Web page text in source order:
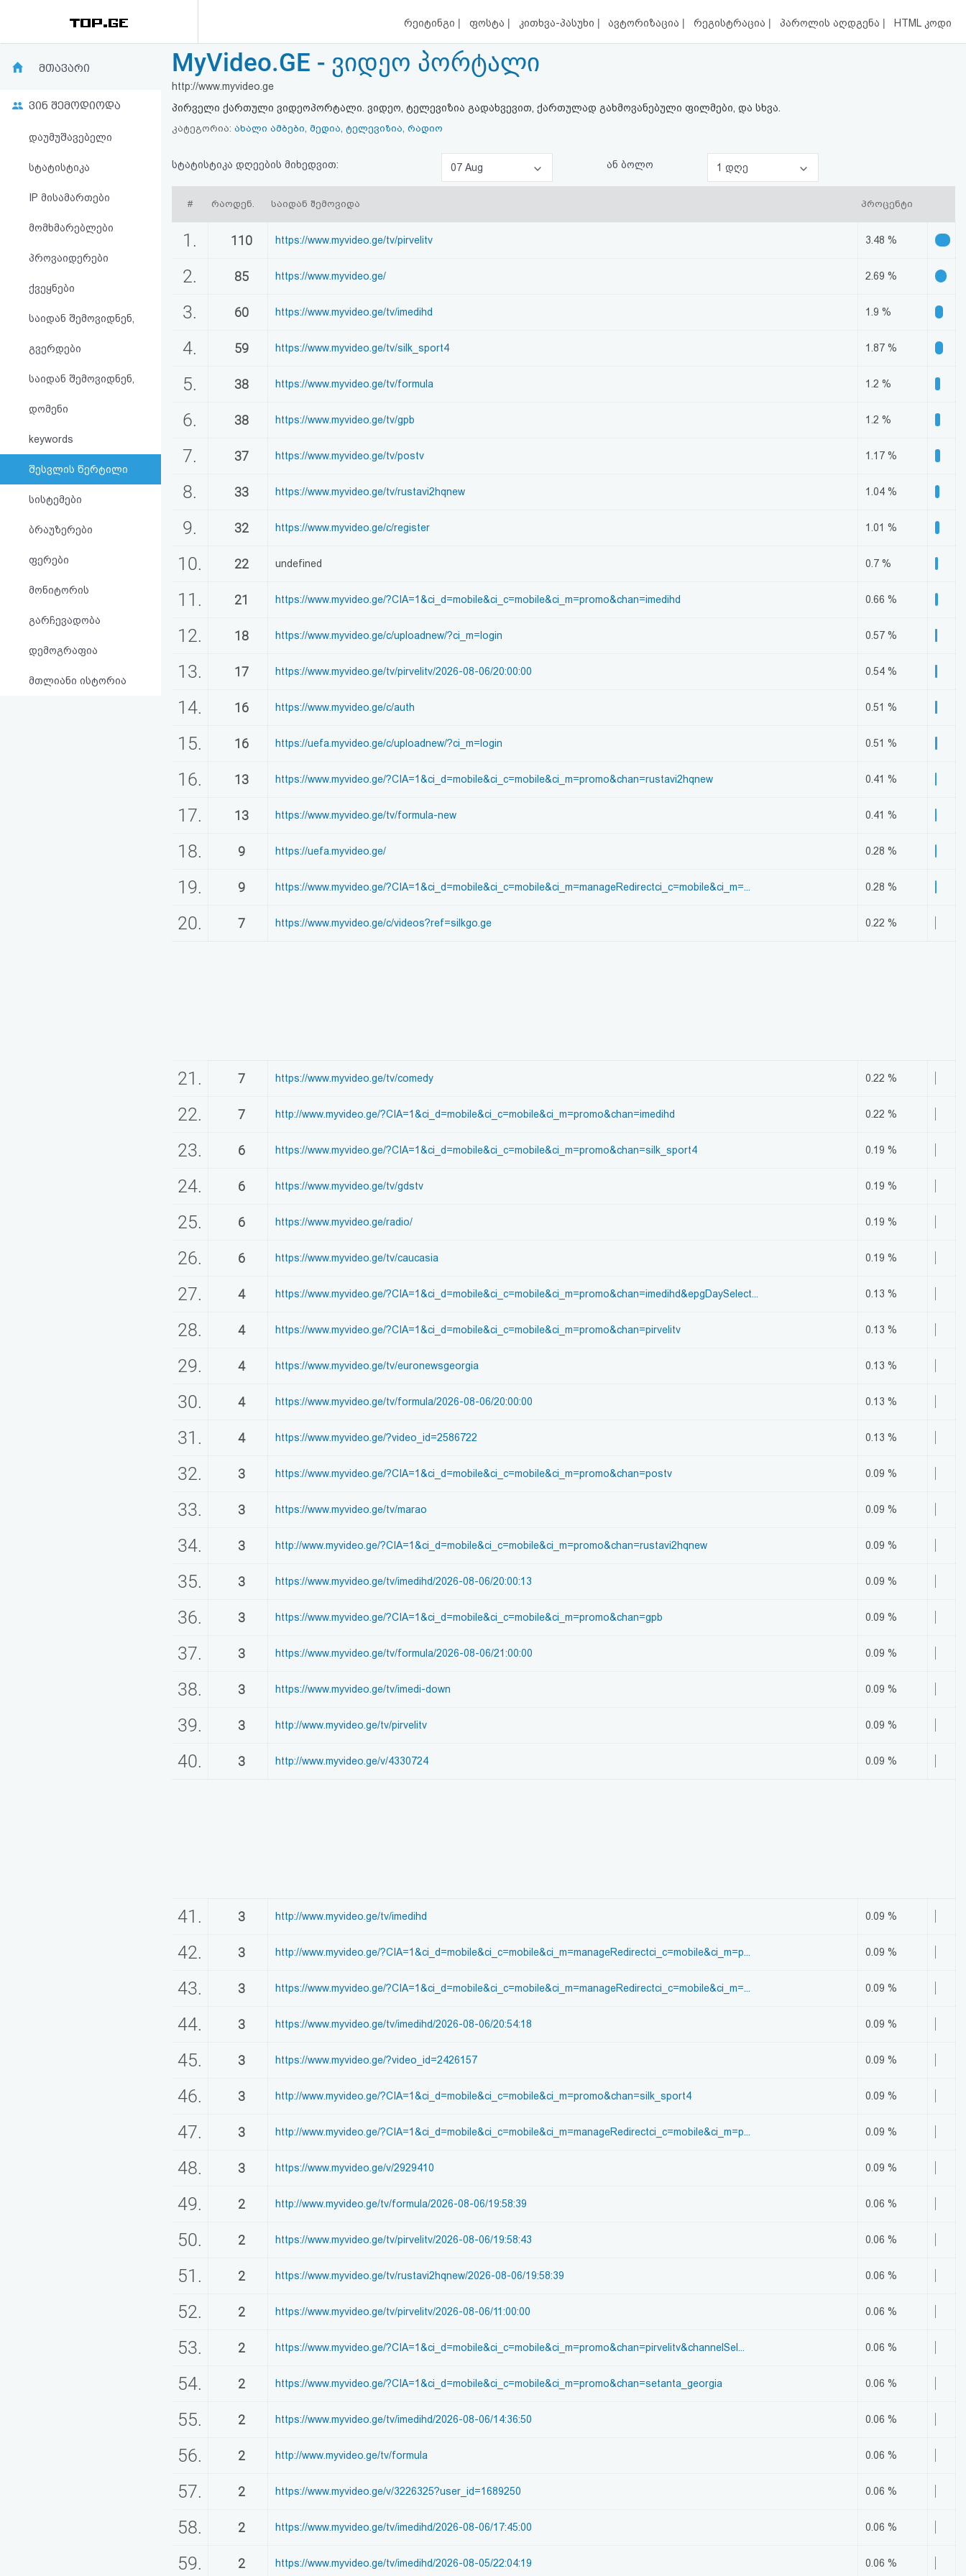
რეიტინგი | ფოსტა | კითხვა-პასუხი | ავტორიზაცია | რეგისტრაცია | პაროლის აღდგენა | HTML კოდი
რეიტინგი
კითხვა-
პასუხი
ავტორიზაცია
რეგისტრაცია
სალიცენზიო
შეთანხმება
და
მთავარი
ვინ შემოდიოდა
დაუმუშავებელი
სტატისტიკა
IP მისამართები
მომხმარებლები
პროვაიდერები
ქვეყნები
საიდან შემოვიდნენ,
გვერდები
საიდან შემოვიდნენ,
დომენი
keywords
შესვლის წერტილი
სისტემები
ბრაუზერები
ფერები
მონიტორის
გარჩევადობა
დემოგრაფია
მთლიანი ისტორია
MyVideo.GE - ვიდეო პორტალი
http://www.myvideo.ge
პირველი ქართული ვიდეოპორტალი. ვიდეო, ტელევიზია გადახვევით, ქართულად გახმოვანებული ფილმები, და სხვა.
კატეგორია: ახალი ამბები, მედია, ტელევიზია, რადიო
სტატისტიკა დღეების მიხედვით: 07 Aug ან ბოლო 1 დღე
# რაოდენ. საიდან შემოვიდა პროცენტი
1. 110 https://www.myvideo.ge/tv/pirvelitv 3.48 %
2. 85 https://www.myvideo.ge/ 2.69 %
3. 60 https://www.myvideo.ge/tv/imedihd 1.9 %
4. 59 https://www.myvideo.ge/tv/silk_sport4 1.87 %
5. 38 https://www.myvideo.ge/tv/formula 1.2 %
6. 38 https://www.myvideo.ge/tv/gpb 1.2 %
7. 37 https://www.myvideo.ge/tv/postv 1.17 %
8. 33 https://www.myvideo.ge/tv/rustavi2hqnew 1.04 %
9. 32 https://www.myvideo.ge/c/register 1.01 %
10. 22 undefined 0.7 %
11. 21 https://www.myvideo.ge/?CIA=1&ci_d=mobile&ci_c=mobile&ci_m=promo&chan=imedihd 0.66 %
12. 18 https://www.myvideo.ge/c/uploadnew/?ci_m=login 0.57 %
13. 17 https://www.myvideo.ge/tv/pirvelitv/2026-08-06/20:00:00 0.54 %
14. 16 https://www.myvideo.ge/c/auth 0.51 %
15. 16 https://uefa.myvideo.ge/c/uploadnew/?ci_m=login 0.51 %
16. 13 https://www.myvideo.ge/?CIA=1&ci_d=mobile&ci_c=mobile&ci_m=promo&chan=rustavi2hqnew 0.41 %
17. 13 https://www.myvideo.ge/tv/formula-new 0.41 %
18. 9 https://uefa.myvideo.ge/ 0.28 %
19. 9 https://www.myvideo.ge/?CIA=1&ci_d=mobile&ci_c=mobile&ci_m=manageRedirectci_c=mobile&ci_m=... 0.28 %
20. 7 https://www.myvideo.ge/c/videos?ref=silkgo.ge 0.22 %
21. 7 https://www.myvideo.ge/tv/comedy 0.22 %
22. 7 http://www.myvideo.ge/?CIA=1&ci_d=mobile&ci_c=mobile&ci_m=promo&chan=imedihd 0.22 %
23. 6 https://www.myvideo.ge/?CIA=1&ci_d=mobile&ci_c=mobile&ci_m=promo&chan=silk_sport4 0.19 %
24. 6 https://www.myvideo.ge/tv/gdstv 0.19 %
25. 6 https://www.myvideo.ge/radio/ 0.19 %
26. 6 https://www.myvideo.ge/tv/caucasia 0.19 %
27. 4 https://www.myvideo.ge/?CIA=1&ci_d=mobile&ci_c=mobile&ci_m=promo&chan=imedihd&epgDaySelect... 0.13 %
28. 4 https://www.myvideo.ge/?CIA=1&ci_d=mobile&ci_c=mobile&ci_m=promo&chan=pirvelitv 0.13 %
29. 4 https://www.myvideo.ge/tv/euronewsgeorgia 0.13 %
30. 4 https://www.myvideo.ge/tv/formula/2026-08-06/20:00:00 0.13 %
31. 4 https://www.myvideo.ge/?video_id=2586722 0.13 %
32. 3 https://www.myvideo.ge/?CIA=1&ci_d=mobile&ci_c=mobile&ci_m=promo&chan=postv 0.09 %
33. 3 https://www.myvideo.ge/tv/marao 0.09 %
34. 3 http://www.myvideo.ge/?CIA=1&ci_d=mobile&ci_c=mobile&ci_m=promo&chan=rustavi2hqnew 0.09 %
35. 3 https://www.myvideo.ge/tv/imedihd/2026-08-06/20:00:13 0.09 %
36. 3 https://www.myvideo.ge/?CIA=1&ci_d=mobile&ci_c=mobile&ci_m=promo&chan=gpb 0.09 %
37. 3 https://www.myvideo.ge/tv/formula/2026-08-06/21:00:00 0.09 %
38. 3 https://www.myvideo.ge/tv/imedi-down 0.09 %
39. 3 http://www.myvideo.ge/tv/pirvelitv 0.09 %
40. 3 http://www.myvideo.ge/v/4330724 0.09 %
41. 3 http://www.myvideo.ge/tv/imedihd 0.09 %
42. 3 http://www.myvideo.ge/?CIA=1&ci_d=mobile&ci_c=mobile&ci_m=manageRedirectci_c=mobile&ci_m=p... 0.09 %
43. 3 https://www.myvideo.ge/?CIA=1&ci_d=mobile&ci_c=mobile&ci_m=manageRedirectci_c=mobile&ci_m=... 0.09 %
44. 3 https://www.myvideo.ge/tv/imedihd/2026-08-06/20:54:18 0.09 %
45. 3 https://www.myvideo.ge/?video_id=2426157 0.09 %
46. 3 http://www.myvideo.ge/?CIA=1&ci_d=mobile&ci_c=mobile&ci_m=promo&chan=silk_sport4 0.09 %
47. 3 http://www.myvideo.ge/?CIA=1&ci_d=mobile&ci_c=mobile&ci_m=manageRedirectci_c=mobile&ci_m=p... 0.09 %
48. 3 https://www.myvideo.ge/v/2929410 0.09 %
49. 2 http://www.myvideo.ge/tv/formula/2026-08-06/19:58:39 0.06 %
50. 2 https://www.myvideo.ge/tv/pirvelitv/2026-08-06/19:58:43 0.06 %
51. 2 https://www.myvideo.ge/tv/rustavi2hqnew/2026-08-06/19:58:39 0.06 %
52. 2 https://www.myvideo.ge/tv/pirvelitv/2026-08-06/11:00:00 0.06 %
53. 2 https://www.myvideo.ge/?CIA=1&ci_d=mobile&ci_c=mobile&ci_m=promo&chan=pirvelitv&channelSel... 0.06 %
54. 2 https://www.myvideo.ge/?CIA=1&ci_d=mobile&ci_c=mobile&ci_m=promo&chan=setanta_georgia 0.06 %
55. 2 https://www.myvideo.ge/tv/imedihd/2026-08-06/14:36:50 0.06 %
56. 2 http://www.myvideo.ge/tv/formula 0.06 %
57. 2 https://www.myvideo.ge/v/3226325?user_id=1689250 0.06 %
58. 2 https://www.myvideo.ge/tv/imedihd/2026-08-06/17:45:00 0.06 %
59. 2 https://www.myvideo.ge/tv/imedihd/2026-08-05/22:04:19 0.06 %